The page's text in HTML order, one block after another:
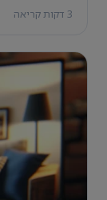
3 דקות קריאה